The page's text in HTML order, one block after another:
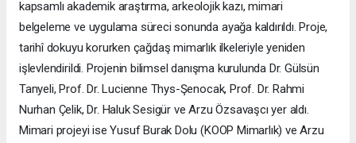
kapsamlı akademik araştırma, arkeolojik kazı, mimari
belgeleme ve uygulama süreci sonunda ayağa kaldırıldı. Proje,
tarihî dokuyu korurken çağdaş mimarlık ilkeleriyle yeniden
işlevlendirildi. Projenin bilimsel danışma kurulunda Dr. Gülsün
Tanyeli, Prof. Dr. Lucienne Thys-Şenocak, Prof. Dr. Rahmi
Nurhan Çelik, Dr. Haluk Sesigür ve Arzu Özsavaşcı yer aldı.
Mimari projeyi ise Yusuf Burak Dolu (KOOP Mimarlık) ve Arzu